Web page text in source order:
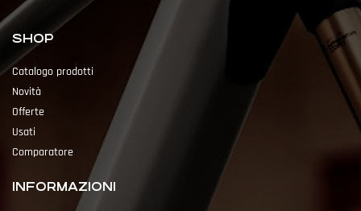
SHOP
Catalogo prodotti
Novità
Offerte
Usati
Comparatore
INFORMAZIONI